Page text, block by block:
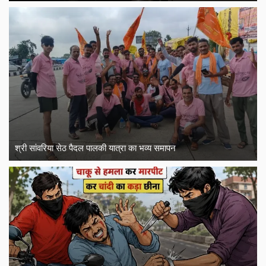
श्री सांवरिया सेठ पैदल पालकी यात्रा का भव्य समापन